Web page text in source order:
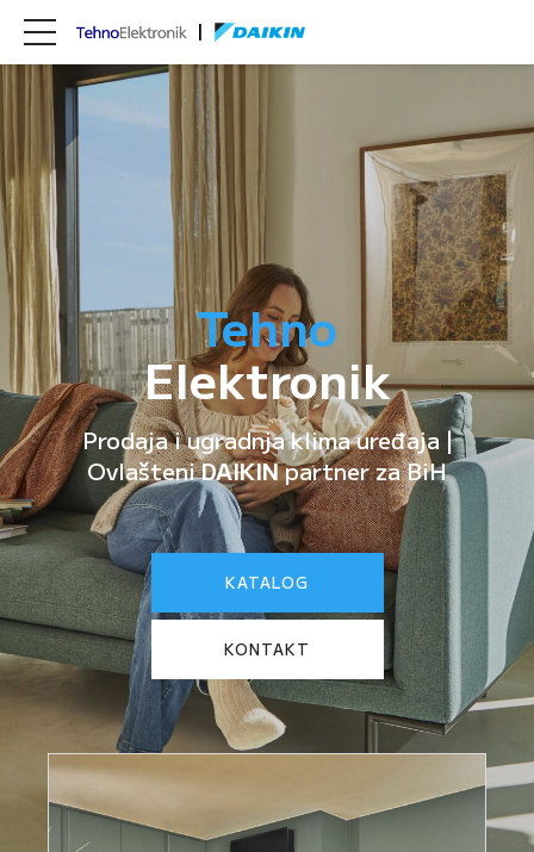
Tehno
Elektronik
Prodaja i ugradnja klima uređaja |
OvlašteniDAIKINpartner za BiH
KATALOG
KONTAKT